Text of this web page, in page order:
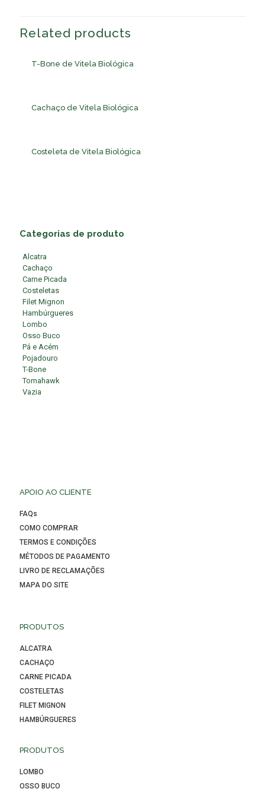
Related products
T-Bone de Vitela Biológica
Cachaço de Vitela Biológica
Costeleta de Vitela Biológica
Categorias de produto
Alcatra
Cachaço
Carne Picada
Costeletas
Filet Mignon
Hambúrgueres
Lombo
Osso Buco
Pá e Acém
Pojadouro
T-Bone
Tomahawk
Vazia
APOIO AO CLIENTE
FAQs
COMO COMPRAR
TERMOS E CONDIÇÕES
MÉTODOS DE PAGAMENTO
LIVRO DE RECLAMAÇÕES
MAPA DO SITE
PRODUTOS
ALCATRA
CACHAÇO
CARNE PICADA
COSTELETAS
FILET MIGNON
HAMBÚRGUERES
PRODUTOS
LOMBO
OSSO BUCO